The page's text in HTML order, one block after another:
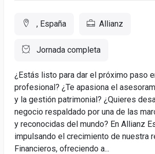
, España Allianz
Jornada completa
¿Estás listo para dar el próximo paso
profesional? ¿Te apasiona el
y la gestión patrimonial? ¿Quieres
negocio respaldado por una de las
y reconocidas del mundo? En Allianz
impulsando el crecimiento de nuestra
Financieros, ofreciendo a...